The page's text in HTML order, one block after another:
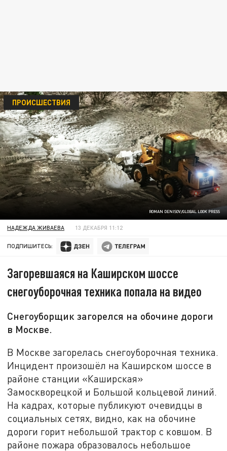
ROMAN DENISOV/GLOBAL LOOK PRESS
ПРОИСШЕСТВИЯ
НАДЕЖДА ЖИВАЕВА 13 ДЕКАБРЯ 11:12
ПОДПИШИТЕСЬ:
Загоревшаяся на Каширском шоссе
снегоуборочная техника попала на видео
Снегоуборщик загорелся на обочине дороги
в Москве.
В Москве загорелась снегоуборочная техника.
Инцидент произошёл на Каширском шоссе в
районе станции «Каширская»
Замоскворецкой и Большой кольцевой линий.
На кадрах, которые публикуют очевидцы в
социальных сетях, видно, как на обочине
дороги горит небольшой трактор с ковшом. В
районе пожара образовалось небольшое